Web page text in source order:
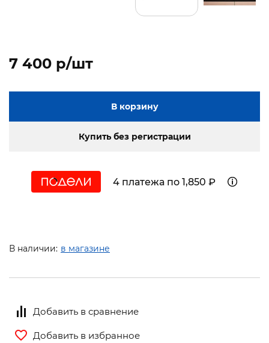
7 400 p/шт
В корзину
Купить без регистрации
4 платежа по 1,850 ₽
В наличии: в магазине
Добавить в сравнение
Добавить в избранное